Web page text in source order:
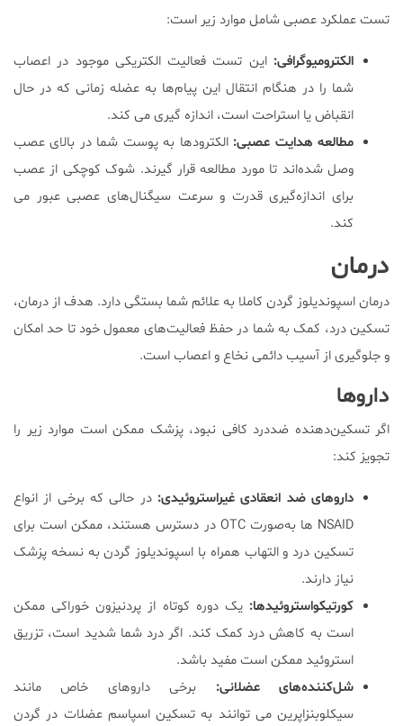
تست عملکرد عصبی شامل موارد زیر است:
الکترومیوگرافی: این تست فعالیت الکتریکی موجود در اعصاب
شما را در هنگام انتقال این پیام‌ها به عضله زمانی که در حال
انقباض یا استراحت است، اندازه گیری می کند.
مطالعه هدایت عصبی: الکترودها به پوست شما در بالای عصب
وصل شده‌اند تا مورد مطالعه قرار گیرند. شوک کوچکی از عصب
برای اندازه‌گیری قدرت و سرعت سیگنال‌های عصبی عبور می
کند.
درمان
درمان اسپوندیلوز گردن کاملا به علائم شما بستگی دارد. هدف از درمان،
تسکین درد، کمک به شما در حفظ فعالیت‌های معمول خود تا حد امکان
و جلوگیری از آسیب دائمی نخاع و اعصاب است.
داروها
اگر تسکین‌دهنده ضددرد کافی نبود، پزشک ممکن است موارد زیر را
تجویز کند:
داروهای ضد انعقادی غیراستروئیدی: در حالی که برخی از انواع
NSAID ها به‌صورت OTC در دسترس هستند، ممکن است برای
تسکین درد و التهاب همراه با اسپوندیلوز گردن به نسخه پزشک
نیاز دارند.
کورتیکواستروئیدها: یک دوره کوتاه از پردنیزون خوراکی ممکن
است به کاهش درد کمک کند. اگر درد شما شدید است، تزریق
استروئید ممکن است مفید باشد.
شل‌کننده‌های عضلانی: برخی داروهای خاص مانند
سیکلوبنزاپرین می توانند به تسکین اسپاسم عضلات در گردن